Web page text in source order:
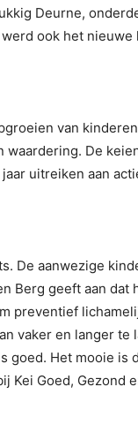
Deurne,
ook het nieuwe
van
De
uitreiken aan
De aanwezige
Berg geeft aan dat
preventief
vaker en langer te
goed. Het mooie is
Goed, Gezond